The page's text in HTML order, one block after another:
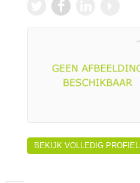
BEKIJK VOLLEDIG PROFIEL